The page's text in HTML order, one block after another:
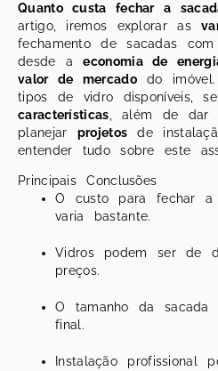
Quanto custa fechar a
artigo, iremos explorar as
fechamento de sacadas
desde aeconomia de
valor de mercadodo imóvel.
tipos de vidro disponíveis,
características, além de dar
planejar projetos de
entender tudo sobre este
Principais Conclusões
O custo para fechar a
varia bastante.
Vidros podem ser de
preços.
O tamanho da sacada
final.
Instalação profissional